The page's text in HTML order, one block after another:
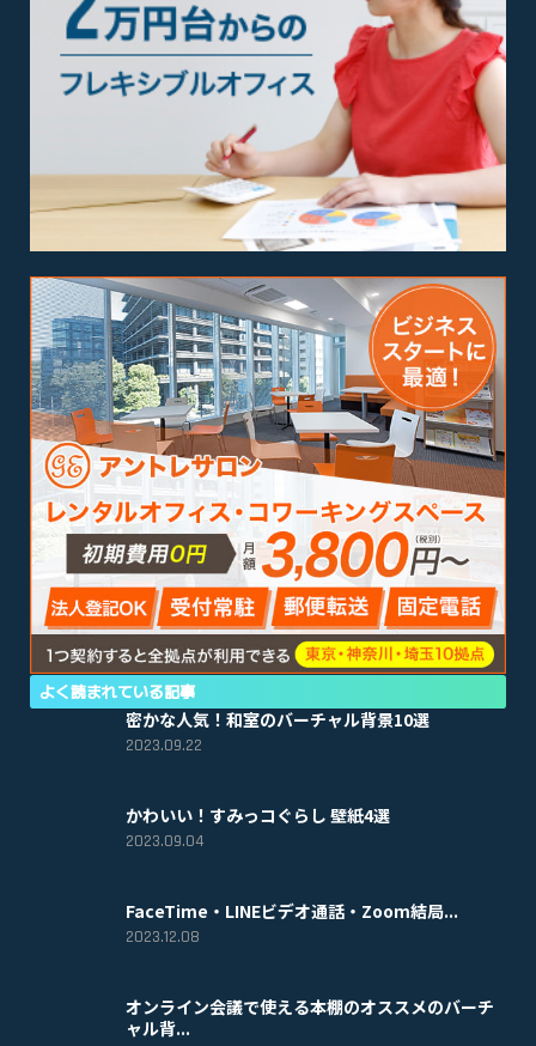
よく読まれている記事
密かな人気！和室のバーチャル背景10選
2023.09.22
かわいい！すみっコぐらし 壁紙4選
2023.09.04
FaceTime・LINEビデオ通話・Zoom結局...
2023.12.08
オンライン会議で使える本棚のオススメのバーチ
ャル背...